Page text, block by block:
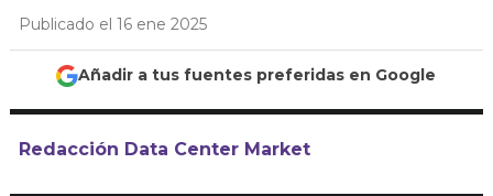
Publicado el 16 ene 2025
Añadir a tus fuentes preferidas en Google
Redacción Data Center Market